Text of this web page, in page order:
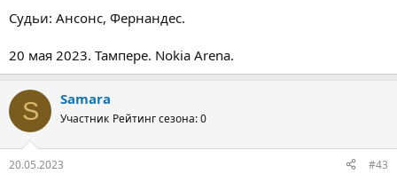
Судьи: Ансонс, Фернандес.
20 мая 2023. Тампере. Nokia Arena.
S Samara
Участник Рейтинг сезона: 0
20.05.2023 #43